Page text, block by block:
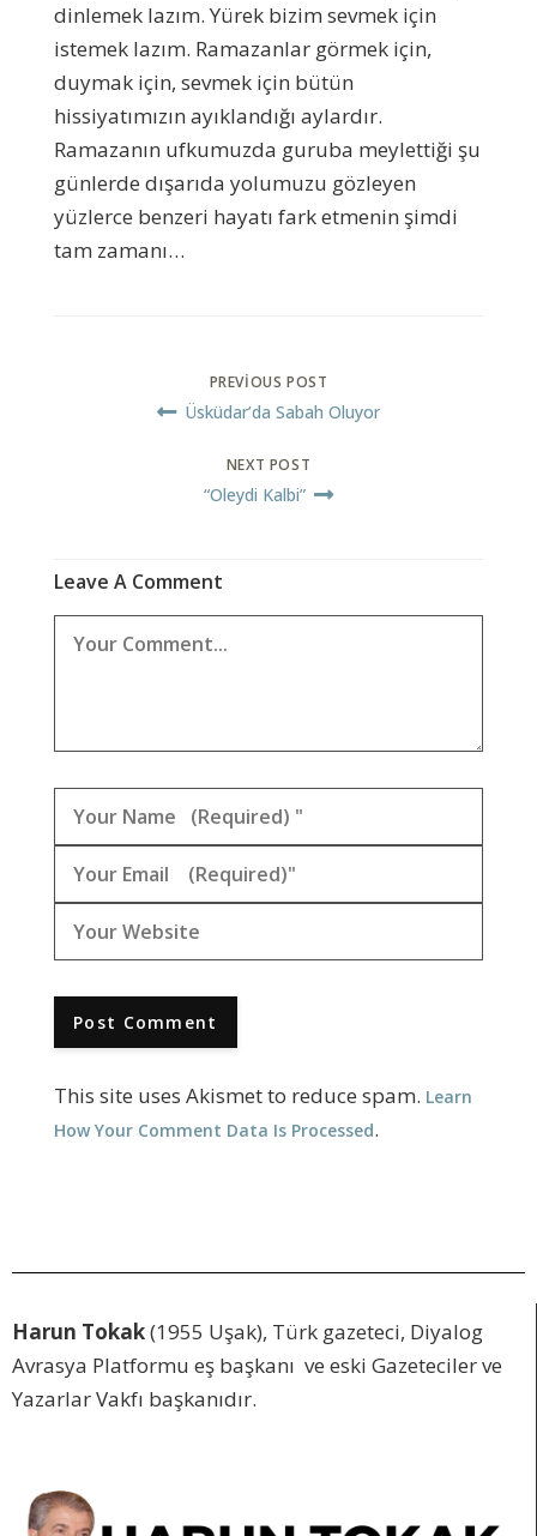
dinlemek lazım. Yürek bizim sevmek için
istemek lazım. Ramazanlar görmek için,
duymak için, sevmek için bütün
hissiyatımızın ayıklandığı aylardır.
Ramazanın ufkumuzda guruba meylettiği şu
günlerde dışarıda yolumuzu gözleyen
yüzlerce benzeri hayatı fark etmenin şimdi
tam zamanı…
PREVIOUS POST
Üsküdar’da Sabah Oluyor
NEXT POST
“Oleydi Kalbi”
Leave A Comment
This site uses Akismet to reduce spam. Learn
How Your Comment Data Is Processed.
Harun Tokak(1955 Uşak), Türk gazeteci, Diyalog
Avrasya Platformu eş başkanı ve eski Gazeteciler ve
Yazarlar Vakfı başkanıdır.